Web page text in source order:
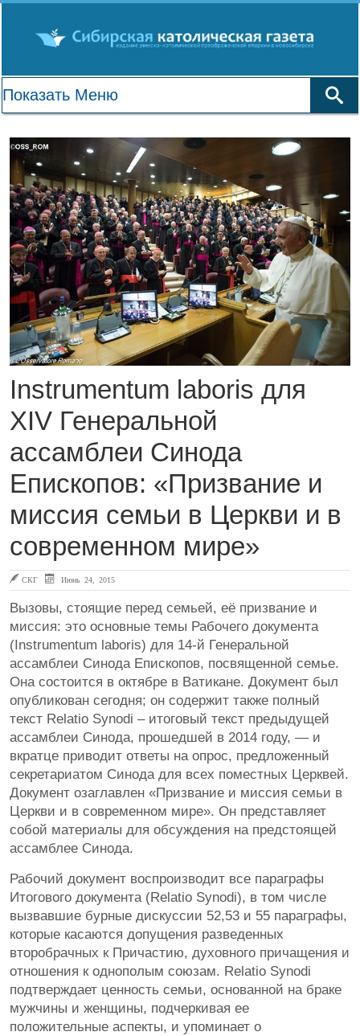
Instrumentum laboris для
XIV Генеральной
ассамблеи Синода
Епископов: «Призвание и
миссия семьи в Церкви и в
современном мире»
СКГ Июнь 24, 2015
Вызовы, стоящие перед семьей, её призвание и
миссия: это основные темы Рабочего документа
(Instrumentum laboris) для 14-й Генеральной
ассамблеи Синода Епископов, посвященной семье.
Она состоится в октябре в Ватикане. Документ был
опубликован сегодня; он содержит также полный
текст Relatio Synodi – итоговый текст предыдущей
ассамблеи Синода, прошедшей в 2014 году, — и
вкратце приводит ответы на опрос, предложенный
секретариатом Синода для всех поместных Церквей.
Документ озаглавлен «Призвание и миссия семьи в
Церкви и в современном мире». Он представляет
собой материалы для обсуждения на предстоящей
ассамблее Синода.
Рабочий документ воспроизводит все параграфы
Итогового документа (Relatio Synodi), в том числе
вызвавшие бурные дискуссии 52,53 и 55 параграфы,
которые касаются допущения разведенных
второбрачных к Причастию, духовного причащения и
отношения к однополым союзам. Relatio Synodi
подтверждает ценность семьи, основанной на браке
мужчины и женщины, подчеркивая ее
положительные аспекты, и упоминает о